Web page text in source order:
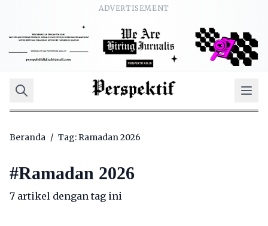
ADVERTISEMENT
Beranda / Tag: Ramadan 2026
#Ramadan 2026
7 artikel dengan tag ini